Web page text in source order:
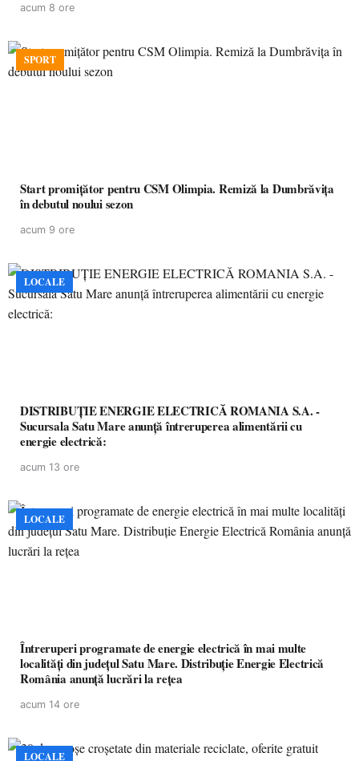
acum 8 ore
SPORT
Start promițător pentru CSM Olimpia. Remiză la Dumbrăvița
în debutul noului sezon
acum 9 ore
LOCALE
DISTRIBUȚIE ENERGIE ELECTRICĂ ROMANIA S.A. -
Sucursala Satu Mare anunţă întreruperea alimentării cu
energie electrică:
acum 13 ore
LOCALE
Întreruperi programate de energie electrică în mai multe
localități din județul Satu Mare. Distribuție Energie Electrică
România anunță lucrări la rețea
acum 14 ore
LOCALE